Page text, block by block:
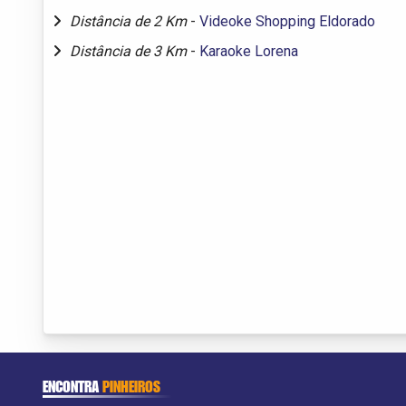
Distância de 2 Km - Videoke Shopping Eldorado
Distância de 3 Km - Karaoke Lorena
ENCONTRAPINHEIROS